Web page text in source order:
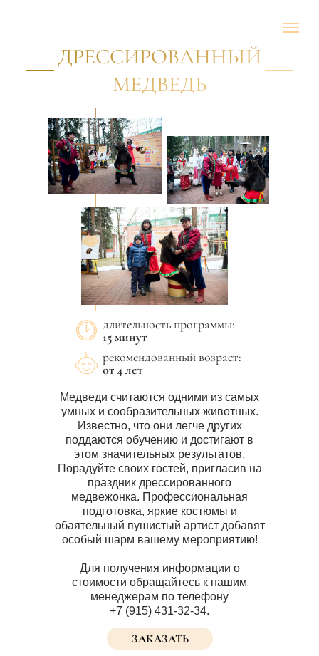
ДРЕССИРОВАННЫЙ
МЕДВЕДЬ
Медведи считаются одними из самых
умных и сообразительных животных.
Известно, что они легче других
поддаются обучению и достигают в
этом значительных результатов.
Порадуйте своих гостей, пригласив на
праздник дрессированного
медвежонка. Профессиональная
подготовка, яркие костюмы и
обаятельный пушистый артист добавят
особый шарм вашему мероприятию!
Для получения информации о
стоимости обращайтесь к нашим
менеджерам по телефону
+7 (915) 431-32-34.
ЗАКАЗАТЬ
15 минут
длительность программы:
рекомендованный возраст:
от 4 лет